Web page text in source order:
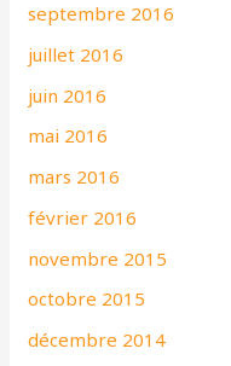
septembre 2016
juillet 2016
juin 2016
mai 2016
mars 2016
février 2016
novembre 2015
octobre 2015
décembre 2014